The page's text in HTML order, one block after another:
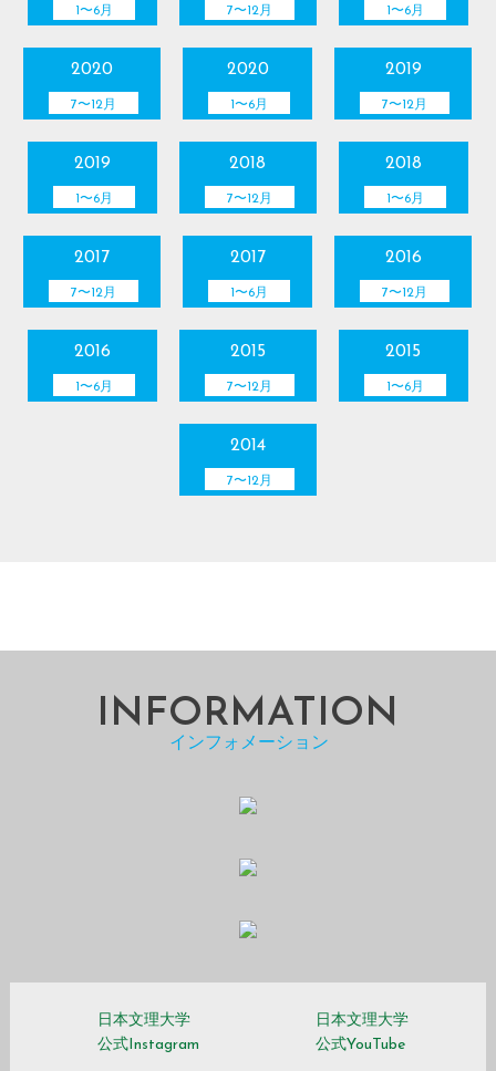
1〜6月 7〜12月 1〜6月
2020
7〜12月
2020
1〜6月
2019
7〜12月
2019
1〜6月
2018
7〜12月
2018
1〜6月
2017
7〜12月
2017
1〜6月
2016
7〜12月
2016
1〜6月
2015
7〜12月
2015
1〜6月
2014
7〜12月
INFORMATION
インフォメーション
日本文理大学
公式Instagram
日本文理大学
公式YouTube